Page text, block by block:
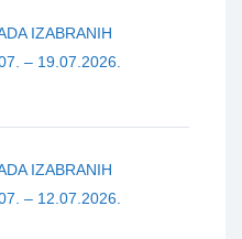
IZABRANIH
– 19.07.2026.
IZABRANIH
– 12.07.2026.